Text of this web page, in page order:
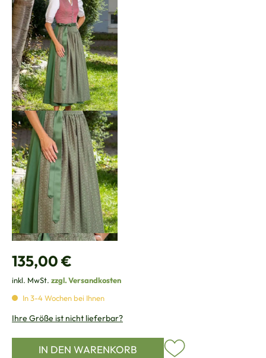
Regulärer Preis:
135,00 €
inkl. MwSt. zzgl. Versandkosten
In 3-4 Wochen bei Ihnen
Ihre Größe ist nicht lieferbar?
IN DEN WARENKORB